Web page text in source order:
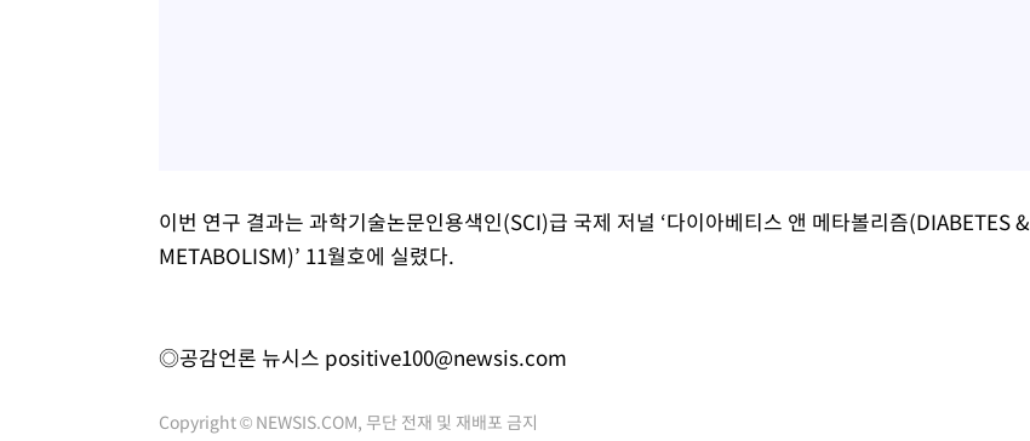
이번 연구 결과는 과학기술논문인용색인(SCI)급 국제 저널 ‘다이아베티스 앤 메타볼리즘(DIABETES &
METABOLISM)’ 11월호에 실렸다.
◎공감언론 뉴시스 positive100@newsis.com
Copyright © NEWSIS.COM, 무단 전재 및 재배포 금지